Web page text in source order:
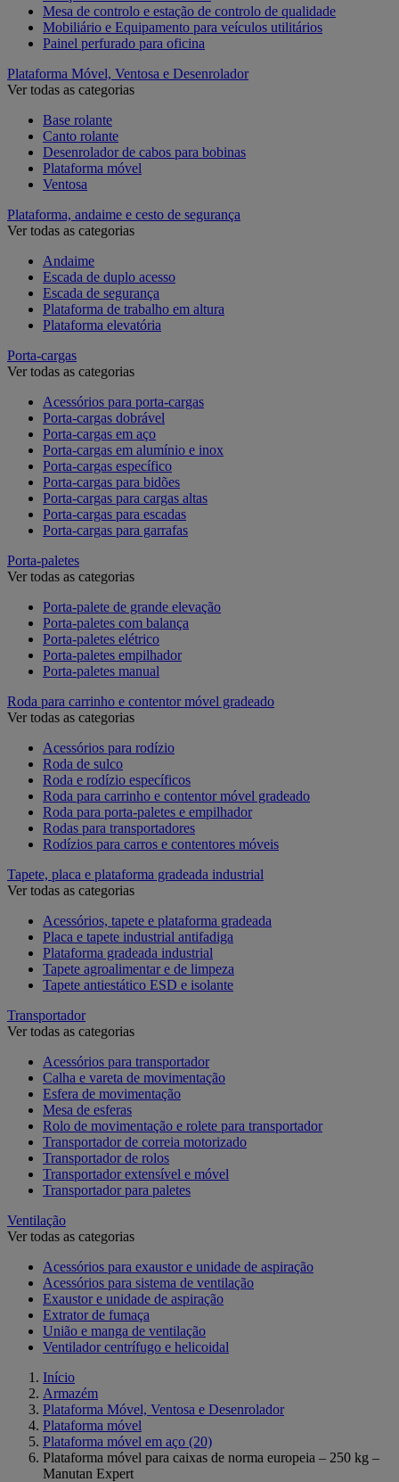
Mesa de controlo e estação de controlo de qualidade
Mobiliário e Equipamento para veículos utilitários
Painel perfurado para oficina
Plataforma Móvel, Ventosa e Desenrolador
Ver todas as categorias
Base rolante
Canto rolante
Desenrolador de cabos para bobinas
Plataforma móvel
Ventosa
Plataforma, andaime e cesto de segurança
Ver todas as categorias
Andaime
Escada de duplo acesso
Escada de segurança
Plataforma de trabalho em altura
Plataforma elevatória
Porta-cargas
Ver todas as categorias
Acessórios para porta-cargas
Porta-cargas dobrável
Porta-cargas em aço
Porta-cargas em alumínio e inox
Porta-cargas específico
Porta-cargas para bidões
Porta-cargas para cargas altas
Porta-cargas para escadas
Porta-cargas para garrafas
Porta-paletes
Ver todas as categorias
Porta-palete de grande elevação
Porta-paletes com balança
Porta-paletes elétrico
Porta-paletes empilhador
Porta-paletes manual
Roda para carrinho e contentor móvel gradeado
Ver todas as categorias
Acessórios para rodízio
Roda de sulco
Roda e rodízio específicos
Roda para carrinho e contentor móvel gradeado
Roda para porta-paletes e empilhador
Rodas para transportadores
Rodízios para carros e contentores móveis
Tapete, placa e plataforma gradeada industrial
Ver todas as categorias
Acessórios, tapete e plataforma gradeada
Placa e tapete industrial antifadiga
Plataforma gradeada industrial
Tapete agroalimentar e de limpeza
Tapete antiestático ESD e isolante
Transportador
Ver todas as categorias
Acessórios para transportador
Calha e vareta de movimentação
Esfera de movimentação
Mesa de esferas
Rolo de movimentação e rolete para transportador
Transportador de correia motorizado
Transportador de rolos
Transportador extensível e móvel
Transportador para paletes
Ventilação
Ver todas as categorias
Acessórios para exaustor e unidade de aspiração
Acessórios para sistema de ventilação
Exaustor e unidade de aspiração
Extrator de fumaça
União e manga de ventilação
Ventilador centrífugo e helicoidal
Início
Armazém
Plataforma Móvel, Ventosa e Desenrolador
Plataforma móvel
Plataforma móvel em aço (20)
Plataforma móvel para caixas de norma europeia – 250 kg –
Manutan Expert